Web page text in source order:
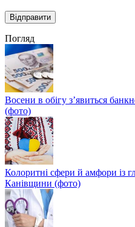
Погляд
Восени в обігу з’явиться
(фото)
Колоритні сфери й амфори із
Канівщини (фото)